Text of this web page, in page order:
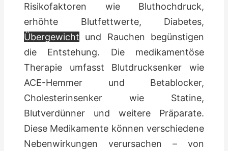
Risikofaktoren wie Bluthochdruck,
erhöhte Blutfettwerte, Diabetes,
Übergewicht und Rauchen begünstigen
die Entstehung. Die medikamentöse
Therapie umfasst Blutdrucksenker wie
ACE-Hemmer und Betablocker,
Cholesterinsenker wie Statine,
Blutverdünner und weitere Präparate.
Diese Medikamente können verschiedene
Nebenwirkungen verursachen – von